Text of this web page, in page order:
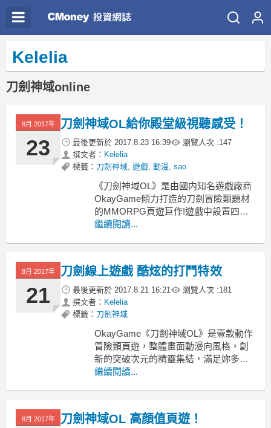
Kelelia
刀劍神域online
8月 2017年
23
刀劍神域OL給你殿堂級視聽感受！
最後更新於 2017.8.23 16:39 瀏覽人次 :147
撰文者： Kelelia
標籤： 刀劍神域, 遊戲, 動漫, sao
《刀劍神域OL》是由國内知名遊戲廠商
OkayGame傾力打造的刀劍冒險類題材
的MMORPG頁遊巨作!遊戲中設置四種
經典職業，特色的全自由PK系統，加上
頁遊《刀劍神域OL》的遊戲品質還是值
得肯定的。尤其是對動作玩法的詮釋，
非常符合當下喜歡動
繼續閱讀...
8月 2017年
21
刀劍線上遊戲 酷炫的打鬥特效
最後更新於 2017.8.21 16:21 瀏覽人次 :181
撰文者： Kelelia
標籤： 刀劍神域
OkayGame《刀劍神域OL》是壹款動作
冒險類頁遊，整體畫面動漫向風格，創
新的突破次元的精靈集結，滿足妳多個
願望。電影級別的戰鬥特效以及獨創玩
自己喜歡的英雄進行培養，通過各種方
式提升自己，既有豐富的pvp玩法，還有
繼續閱讀...
8月 2017年 刀劍神域OL 高顔值頁遊！